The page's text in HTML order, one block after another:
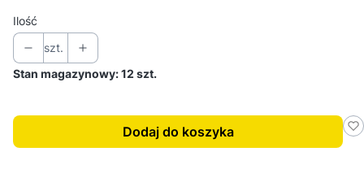
Ilość
szt.
Stan magazynowy: 12 szt.
Dodaj do koszyka